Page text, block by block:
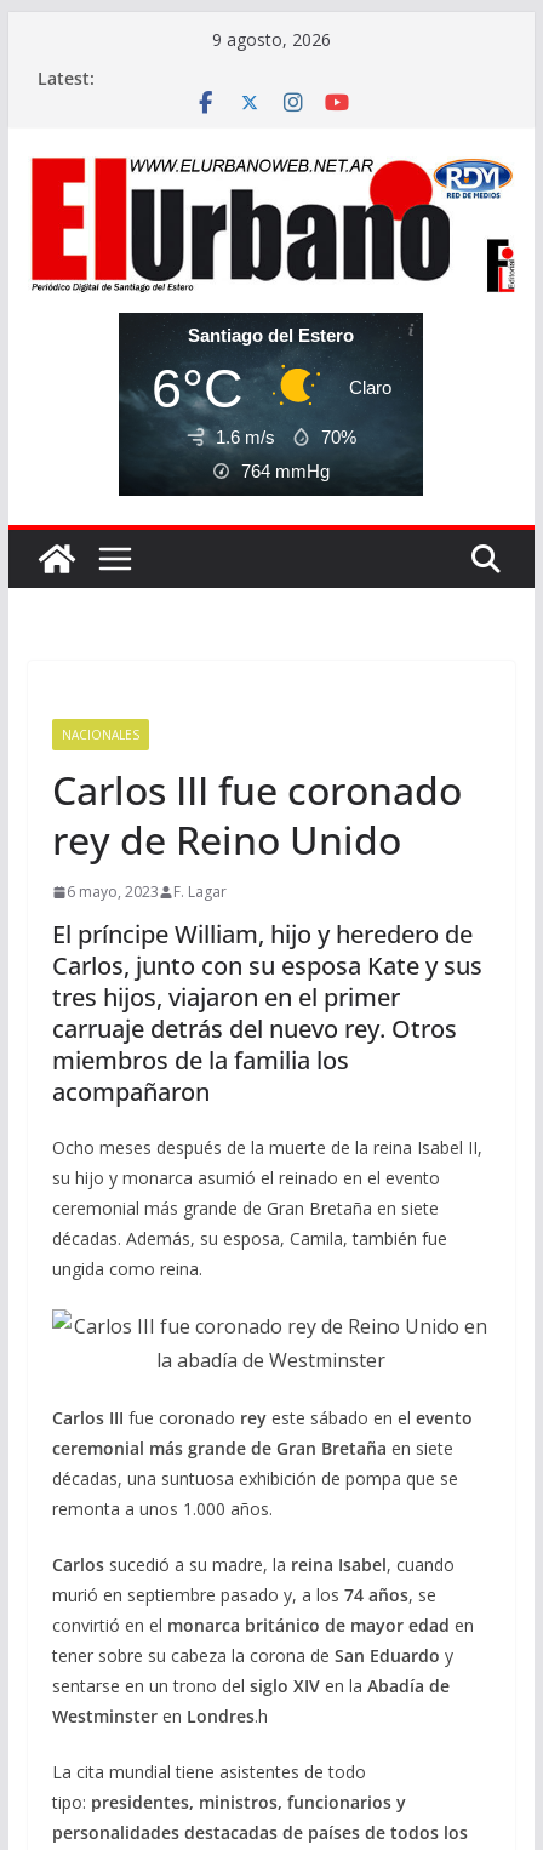
9 agosto, 2026
Latest:
Santiago del Estero
6°C Claro
1.6 m/s
70%
764 mmHg
NACIONALES
Carlos III fue coronado
rey de Reino Unido
6 mayo, 2023 F. Lagar
El príncipe William, hijo y heredero de
Carlos, junto con su esposa Kate y sus
tres hijos, viajaron en el primer
carruaje detrás del nuevo rey. Otros
miembros de la familia los
acompañaron
Ocho meses después de la muerte de la reina Isabel II,
su hijo y monarca asumió el reinado en el evento
ceremonial más grande de Gran Bretaña en siete
décadas. Además, su esposa, Camila, también fue
ungida como reina.
Carlos III fue coronado rey este sábado en el evento
ceremonial más grande de Gran Bretaña en siete
décadas, una suntuosa exhibición de pompa que se
remonta a unos 1.000 años.
Carlossucedió a su madre, la reina Isabel, cuando
murió en septiembre pasado y, a los 74 años, se
convirtió en el monarca británico de mayor edad en
tener sobre su cabeza la corona de San Eduardo y
sentarse en un trono del siglo XIV en la Abadía de
Westminsteren Londres.h
La cita mundial tiene asistentes de todo
tipo: presidentes, ministros, funcionarios y
personalidades destacadas de países de todos los